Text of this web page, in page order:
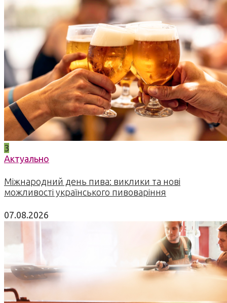
3
Актуально
Міжнародний день пива: виклики та нові
можливості українського пивоваріння
07.08.2026